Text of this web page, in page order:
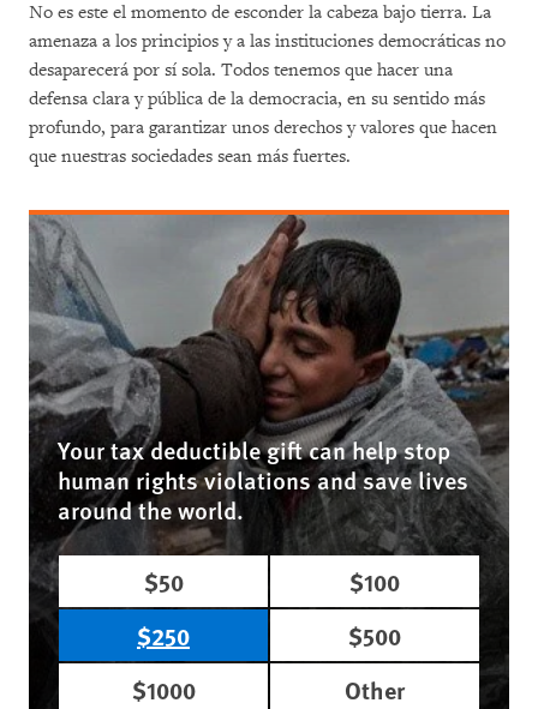
No es este el momento de esconder la cabeza bajo tierra. La
amenaza a los principios y a las instituciones democráticas no
desaparecerá por sí sola. Todos tenemos que hacer una
defensa clara y pública de la democracia, en su sentido más
profundo, para garantizar unos derechos y valores que hacen
que nuestras sociedades sean más fuertes.
Your tax deductible gift can help stop
human rights violations and save lives
around the world.
$50
$100
$250
$500
$1000
Other